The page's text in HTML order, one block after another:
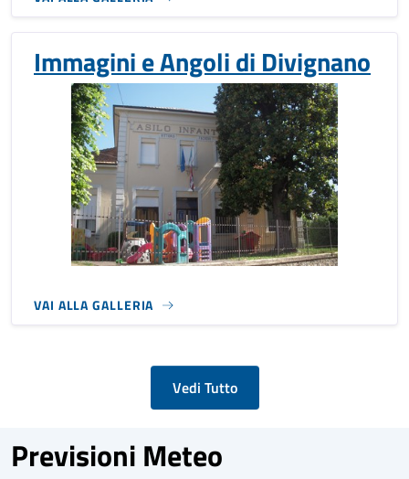
Immagini e Angoli di Divignano
VAI ALLA GALLERIA
Vedi Tutto
Previsioni Meteo